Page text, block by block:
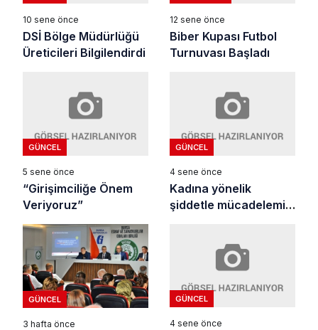
10 sene önce
DSİ Bölge Müdürlüğü
Üreticileri Bilgilendirdi
12 sene önce
Biber Kupası Futbol
Turnuvası Başladı
GÜNCEL
5 sene önce
“Girişimciliğe Önem
Veriyoruz”
GÜNCEL
4 sene önce
Kadına yönelik
şiddetle mücadelemiz
GÜNCEL
3 hafta önce
GÜNCEL
4 sene önce